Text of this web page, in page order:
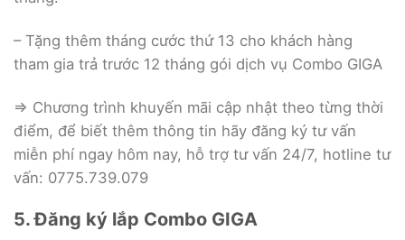
– Tặng thêm tháng cước thứ 13 cho khách hàng
tham gia trả trước 12 tháng gói dịch vụ Combo GIGA
=> Chương trình khuyến mãi cập nhật theo từng thời
điểm, để biết thêm thông tin hãy đăng ký tư vấn
miễn phí ngay hôm nay, hỗ trợ tư vấn 24/7, hotline tư
vấn: 0775.739.079
5. Đăng ký lắp Combo GIGA